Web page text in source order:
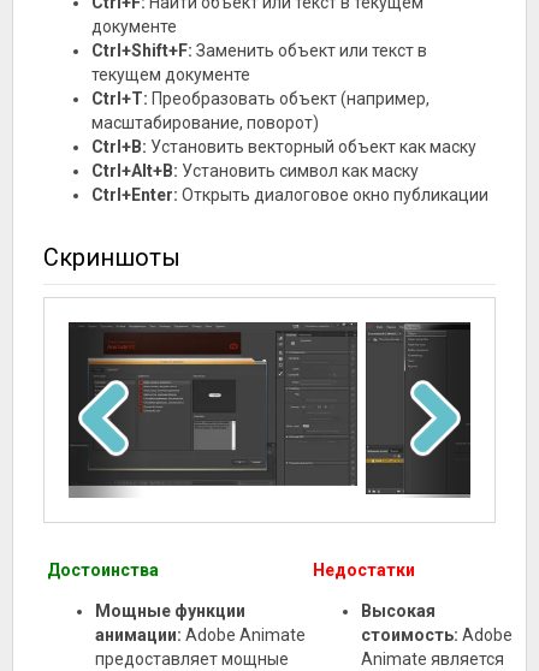
документе
Ctrl+Shift+F: Заменить объект или текст в
текущем документе
Ctrl+T: Преобразовать объект (например,
масштабирование, поворот)
Ctrl+B: Установить векторный объект как маску
Ctrl+Alt+B: Установить символ как маску
Ctrl+Enter: Открыть диалоговое окно публикации
Скриншоты
Достоинства
Мощные функции
анимации: Adobe Animate
предоставляет мощные
Недостатки
Высокая
стоимость: Adobe
Animate является